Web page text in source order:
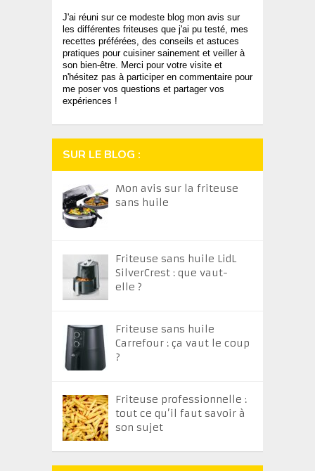
J'ai réuni sur ce modeste blog mon avis sur
les différentes friteuses que j'ai pu testé, mes
recettes préférées, des conseils et astuces
pratiques pour cuisiner sainement et veiller à
son bien-être. Merci pour votre visite et
n'hésitez pas à participer en commentaire pour
me poser vos questions et partager vos
expériences !
SUR LE BLOG :
Mon avis sur la friteuse
sans huile
Friteuse sans huile LidL
SilverCrest : que vaut-
elle ?
Friteuse sans huile
Carrefour : ça vaut le coup
?
Friteuse professionnelle :
tout ce qu’il faut savoir à
son sujet